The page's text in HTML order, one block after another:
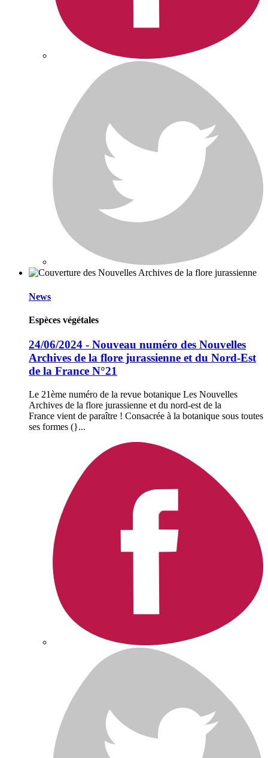
News
Espèces végétales
24/06/2024 - Nouveau numéro des Nouvelles
Archives de la flore jurassienne et du Nord-Est
de la France N°21
Le 21ème numéro de la revue botanique Les Nouvelles
Archives de la flore jurassienne et du nord-est de la
France vient de paraître ! Consacrée à la botanique sous toutes
ses formes (}...